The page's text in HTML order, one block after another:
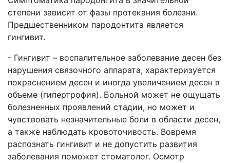
степени зависит от фазы протекания болезни.
Предшественником пародонтита является
гингивит.
- Гингивит – воспалительное заболевание десен без
нарушения связочного аппарата, характеризуется
покраснением десен и иногда увеличением десен в
объеме (гипертрофия). Больной может не ощущать
болезненных проявлений стадии, но может и
чувствовать незначительные боли в области десен,
а также наблюдать кровоточивость. Вовремя
распознать гингивит и не допустить развития
заболевания поможет стоматолог. Осмотр